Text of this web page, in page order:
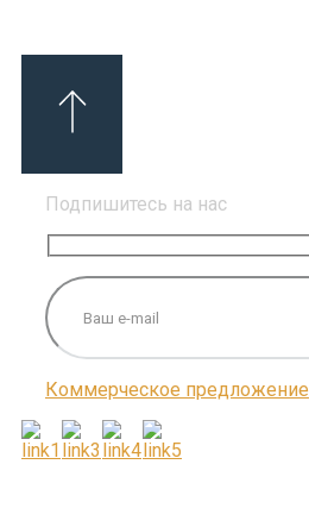
Подпишитесь на нас
Коммерческое предложение